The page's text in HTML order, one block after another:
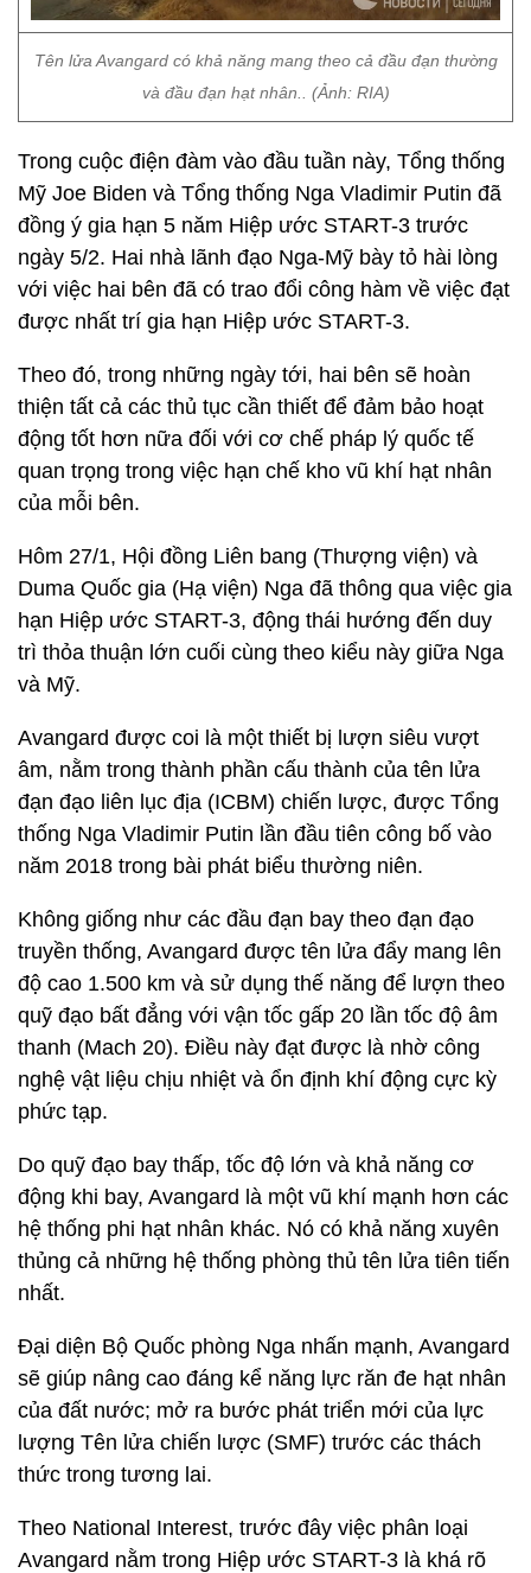
Tên lửa Avangard có khả năng mang theo cả đầu đạn thường
và đầu đạn hạt nhân.. (Ảnh: RIA)
Trong cuộc điện đàm vào đầu tuần này, Tổng thống
Mỹ Joe Biden và Tổng thống Nga Vladimir Putin đã
đồng ý gia hạn 5 năm Hiệp ước START-3 trước
ngày 5/2. Hai nhà lãnh đạo Nga-Mỹ bày tỏ hài lòng
với việc hai bên đã có trao đổi công hàm về việc đạt
được nhất trí gia hạn Hiệp ước START-3.
Theo đó, trong những ngày tới, hai bên sẽ hoàn
thiện tất cả các thủ tục cần thiết để đảm bảo hoạt
động tốt hơn nữa đối với cơ chế pháp lý quốc tế
quan trọng trong việc hạn chế kho vũ khí hạt nhân
của mỗi bên.
Hôm 27/1, Hội đồng Liên bang (Thượng viện) và
Duma Quốc gia (Hạ viện) Nga đã thông qua việc gia
hạn Hiệp ước START-3, động thái hướng đến duy
trì thỏa thuận lớn cuối cùng theo kiểu này giữa Nga
và Mỹ.
Avangard được coi là một thiết bị lượn siêu vượt
âm, nằm trong thành phần cấu thành của tên lửa
đạn đạo liên lục địa (ICBM) chiến lược, được Tổng
thống Nga Vladimir Putin lần đầu tiên công bố vào
năm 2018 trong bài phát biểu thường niên.
Không giống như các đầu đạn bay theo đạn đạo
truyền thống, Avangard được tên lửa đẩy mang lên
độ cao 1.500 km và sử dụng thế năng để lượn theo
quỹ đạo bất đẳng với vận tốc gấp 20 lần tốc độ âm
thanh (Mach 20). Điều này đạt được là nhờ công
nghệ vật liệu chịu nhiệt và ổn định khí động cực kỳ
phức tạp.
Do quỹ đạo bay thấp, tốc độ lớn và khả năng cơ
động khi bay, Avangard là một vũ khí mạnh hơn các
hệ thống phi hạt nhân khác. Nó có khả năng xuyên
thủng cả những hệ thống phòng thủ tên lửa tiên tiến
nhất.
Đại diện Bộ Quốc phòng Nga nhấn mạnh, Avangard
sẽ giúp nâng cao đáng kể năng lực răn đe hạt nhân
của đất nước; mở ra bước phát triển mới của lực
lượng Tên lửa chiến lược (SMF) trước các thách
thức trong tương lai.
Theo National Interest, trước đây việc phân loại
Avangard nằm trong Hiệp ước START-3 là khá rõ